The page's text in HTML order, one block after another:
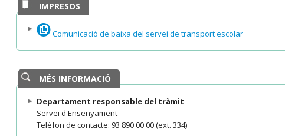
IMPRESOS
Comunicació de baixa del servei de transport escolar
MÉS INFORMACIÓ
Departament responsable del tràmit
Servei d'Ensenyament
Telèfon de contacte: 93 890 00 00 (ext. 334)